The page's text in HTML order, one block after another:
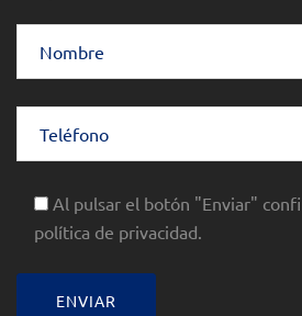
Al pulsar el botón "Enviar"
política de privacidad.